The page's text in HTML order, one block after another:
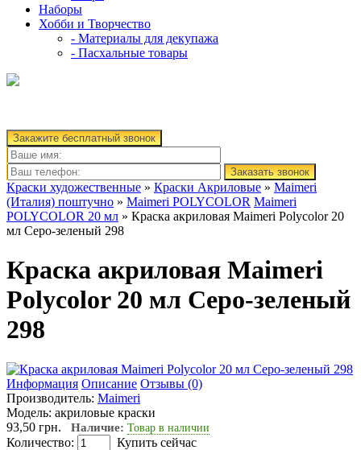
Наборы
Хобби и Творчество
- Материалы для декупажа
- Пасхальные товары
Закажите бесплатный звонок
Заказать звонок
Краски художественные » Краски Акриловые » Maimeri
(Италия) поштучно » Maimeri POLYCOLOR Maimeri
POLYCOLOR 20 мл » Краска акриловая Maimeri Polycolor 20
мл Cеро-зеленый 298
Краска акриловая Maimeri
Polycolor 20 мл Cеро-зеленый
298
Информация Описание Отзывы (0)
Производитель: Maimeri
Модель: акриловые краски
93,50 грн. Наличие: Товар в наличии
Количество:
Купить сейчас